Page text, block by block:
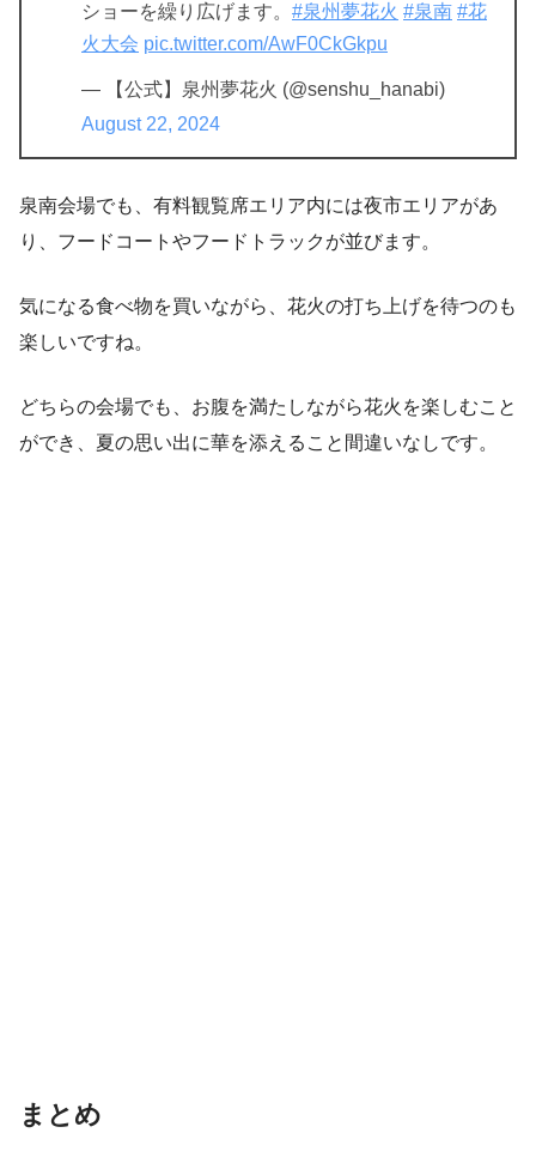
ショーを繰り広げます。 #泉州夢花火 #泉南 #花
火大会 pic.twitter.com/AwF0CkGkpu
— 【公式】泉州夢花火 (@senshu_hanabi)
August 22, 2024
泉南会場でも、有料観覧席エリア内には夜市エリアがあ
り、フードコートやフードトラックが並びます。
気になる食べ物を買いながら、花火の打ち上げを待つのも
楽しいですね。
どちらの会場でも、お腹を満たしながら花火を楽しむこと
ができ、夏の思い出に華を添えること間違いなしです。
まとめ